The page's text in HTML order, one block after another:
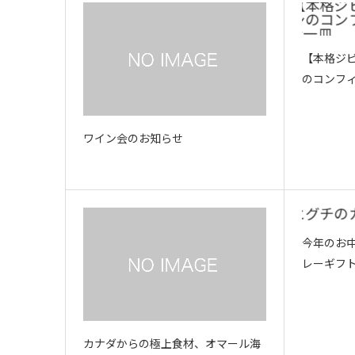
ワイン会のお知らせ
【本格
のコンフ
カナダからの極上食材、オマール海
今年のお
レーギフ